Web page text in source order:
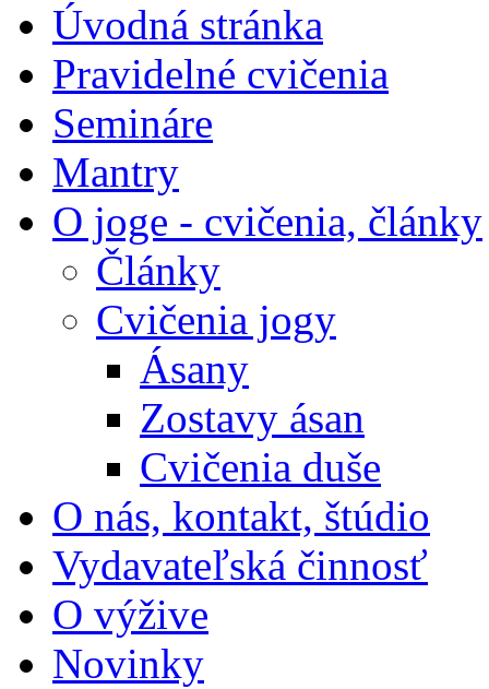
Úvodná stránka
Pravidelné cvičenia
Semináre
Mantry
O joge - cvičenia, články
Články
Cvičenia jogy
Ásany
Zostavy ásan
Cvičenia duše
O nás, kontakt, štúdio
Vydavateľská činnosť
O výžive
Novinky